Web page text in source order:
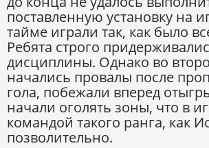
поставленную установку на
тайме играли так, как было
Ребята строго
дисциплины. Однако во
начались провалы после
гола, побежали вперед
начали оголять зоны, что в
командой такого ранга, как
позволительно.